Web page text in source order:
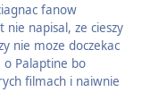
fanow
napisal, ze cieszy
nie moze doczekac
o Palaptine bo
filmach i naiwnie